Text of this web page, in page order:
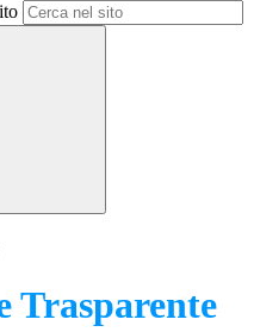
Trasparente